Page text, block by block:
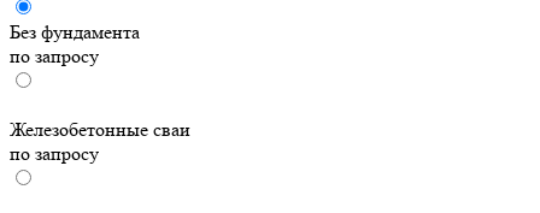
Без фундамента
по запросу
Железобетонные сваи
по запросу